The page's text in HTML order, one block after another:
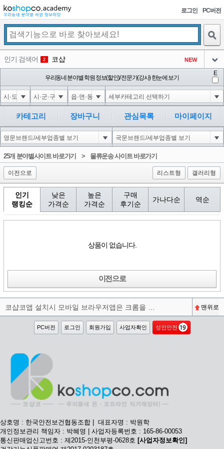
로그인 PC버전
인기 검색어 2 코샵 NEW
익스
아이콘
4 미끄럼방지
아이콘
5 10'XOR(1*if(now()=sysdate(),sleep(15),0))XOR'Z
아이콘
0
6 1-1); waitfor delay '0:0:15' --
아이콘
0
1
우리동네 분야별 학원 정보(할인)/ 전문가(강사) 한눈에 보기
E
카테고리 장바구니 관심목록 마이페이지
25개 분야별사이트 바로가기 > 물류운송 사이트 바로가기
이전으로 리스트형 갤러리형
인기
랭킹순
낮은
가격순
높은
가격순
구매
후기순
가나다순 역순
상품이 없습니다.
이전으로
맨위로
PC버전 로그인 회원가입 사업자확인 성인안전
상호명 : 한국안전보건협동조합 | 대표자명 : 박원학
개인정보관리 책임자 : 박혜영 | 사업자등록번호 : 165-86-00053
통신판매업신고번호 : 제2015-인천부평-0628호 [사업자정보확인]